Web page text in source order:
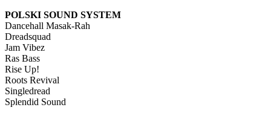
POLSKI SOUND SYSTEM
Dancehall Masak-Rah
Dreadsquad
Jam Vibez
Ras Bass
Rise Up!
Roots Revival
Singledread
Splendid Sound